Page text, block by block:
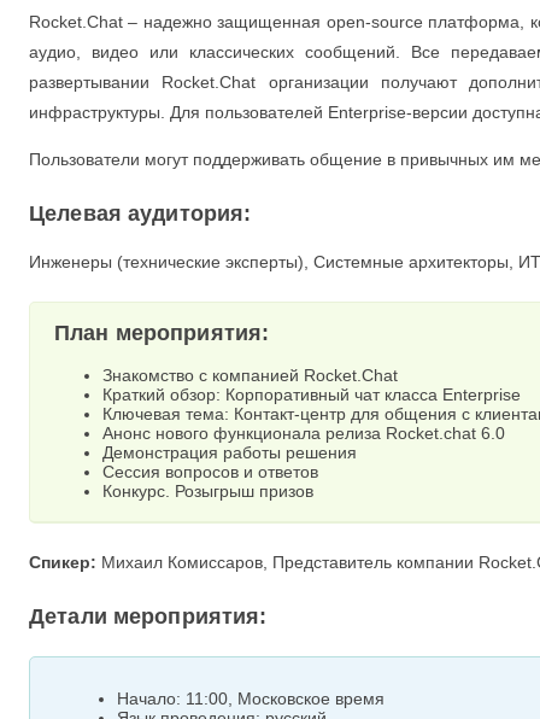
Rocket.Chat – надежно защищенная open-source платформа,
аудио, видео или классических сообщений. Все
развертывании Rocket.Chat организации получают
инфраструктуры. Для пользователей Enterprise-версии
Пользователи могут поддерживать общение в привычных им
Целевая аудитория:
Инженеры (технические эксперты), Системные архитекторы,
План мероприятия:
Знакомство с компанией Rocket.Chat
Краткий обзор: Корпоративный чат класса Enterprise
Ключевая тема: Контакт-центр для общения с
Анонс нового функционала релиза Rocket.chat 6.0
Демонстрация работы решения
Сессия вопросов и ответов
Конкурс. Розыгрыш призов
Спикер: Михаил Комиссаров, Представитель компании
Детали мероприятия:
Начало: 11:00, Московское время